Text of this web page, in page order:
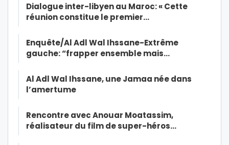
Dialogue inter-libyen au Maroc: « Cette
réunion constitue le premier…
Enquête/Al Adl Wal Ihssane-Extrême
gauche: “frapper ensemble mais…
Al Adl Wal Ihssane, une Jamaa née dans
l’amertume
Rencontre avec Anouar Moatassim,
réalisateur du film de super-héros…